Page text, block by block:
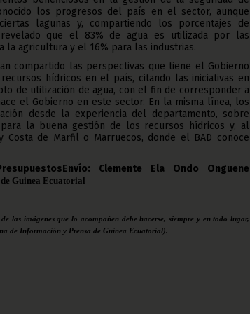
los progresos del país en el sector, aunque
lagunas y, compartiendo los porcentajes de
que el 83% de agua es utilizada por las
la agricultura y el 16% para las industrias.
compartido las perspectivas que tiene el Gobierno
hídricos en el país, citando las iniciativas en
de utilización de agua, con el fin de corresponder a
el Gobierno en este sector. En la misma línea, los
desde la experiencia del departamento, sobre
la buena gestión de los recursos hídricos y, al
de Marfil o Marruecos, donde el BAD conoce
Clemente Ela Ondo Onguene
Guinea Ecuatorial
las imágenes que lo acompañen debe hacerse, siempre y en todo lugar,
de Información y Prensa de Guinea Ecuatorial).